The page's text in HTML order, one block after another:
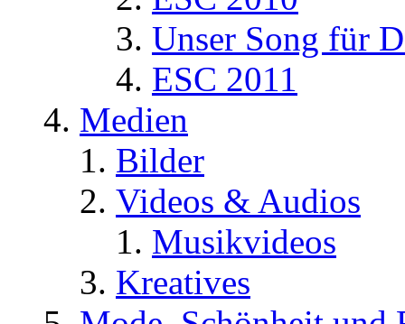
Unser Song für
ESC 2011
Medien
Bilder
Videos & Audios
Musikvideos
Kreatives